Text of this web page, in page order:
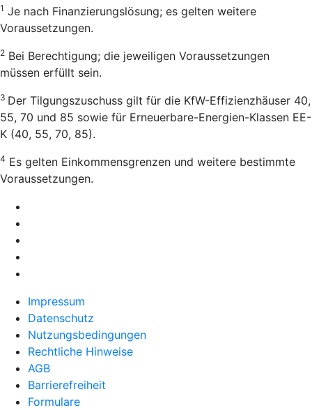
1 Je nach Finanzierungslösung; es gelten weitere
Voraussetzungen.
2 Bei Berechtigung; die jeweiligen Voraussetzungen
müssen erfüllt sein.
3 Der Tilgungszuschuss gilt für die KfW-Effizienzhäuser 40,
55, 70 und 85 sowie für Erneuerbare-Energien-Klassen EE-
K (40, 55, 70, 85).
4 Es gelten Einkommensgrenzen und weitere bestimmte
Voraussetzungen.
Impressum
Datenschutz
Nutzungsbedingungen
Rechtliche Hinweise
AGB
Barrierefreiheit
Formulare